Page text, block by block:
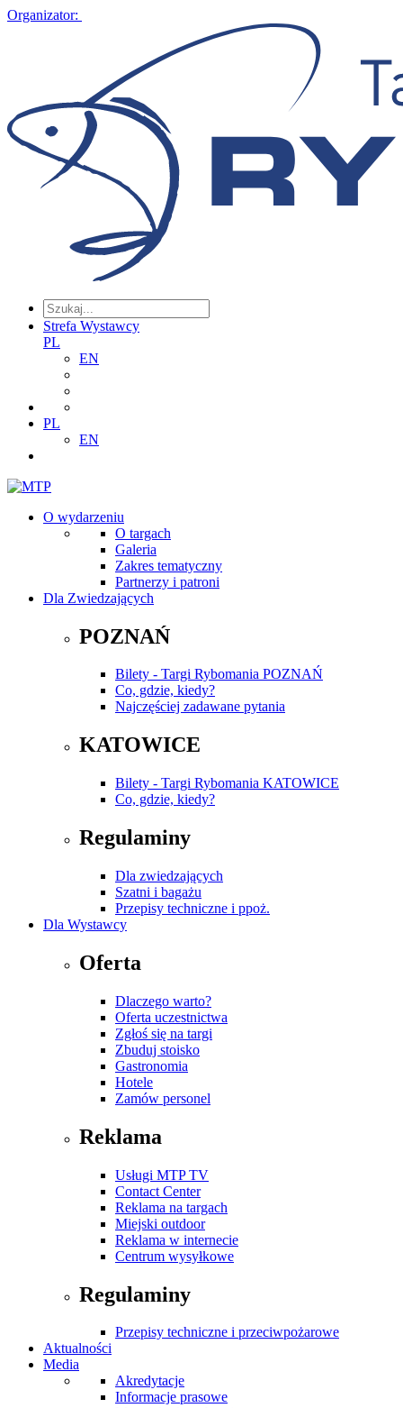
Organizator:
Strefa Wystawcy
PL
EN
PL
EN
O wydarzeniu
O targach
Galeria
Zakres tematyczny
Partnerzy i patroni
Dla Zwiedzających
POZNAŃ
Bilety - Targi Rybomania POZNAŃ
Co, gdzie, kiedy?
Najczęściej zadawane pytania
KATOWICE
Bilety - Targi Rybomania KATOWICE
Co, gdzie, kiedy?
Regulaminy
Dla zwiedzających
Szatni i bagażu
Przepisy techniczne i ppoż.
Dla Wystawcy
Oferta
Dlaczego warto?
Oferta uczestnictwa
Zgłoś się na targi
Zbuduj stoisko
Gastronomia
Hotele
Zamów personel
Reklama
Usługi MTP TV
Contact Center
Reklama na targach
Miejski outdoor
Reklama w internecie
Centrum wysyłkowe
Regulaminy
Przepisy techniczne i przeciwpożarowe
Aktualności
Media
Akredytacje
Informacje prasowe